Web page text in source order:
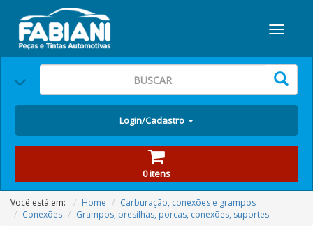
Login/Cadastro
0 itens
Você está em: Home
Carburação, conexões e grampos
Conexões
Grampos, presilhas, porcas, conexões, suportes